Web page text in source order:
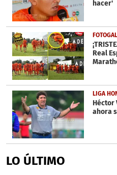
hacer'
Real
LIGA
Héctor
ahora
LO ÚLTIMO